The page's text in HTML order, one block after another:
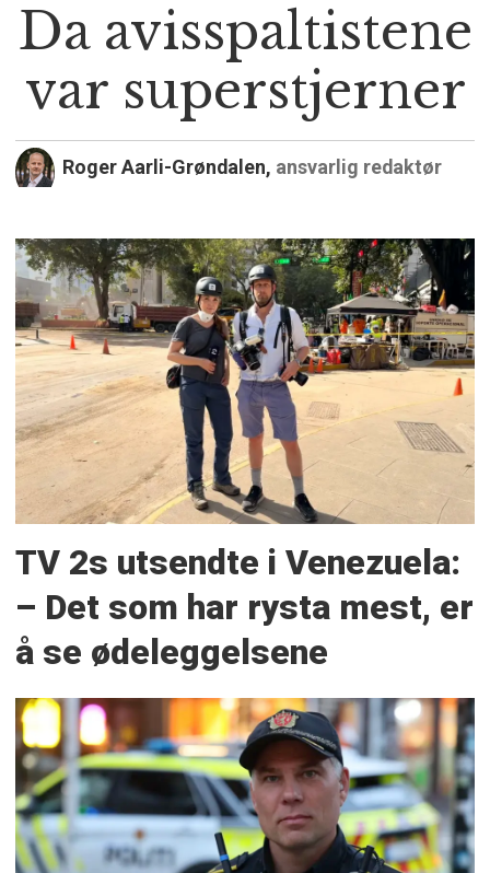
Da avisspaltistene
var superstjerner
Roger Aarli-Grøndalen, ansvarlig redaktør
TV 2s utsendte i Venezuela:
– Det som har rysta mest, er
å se ødeleggelsene